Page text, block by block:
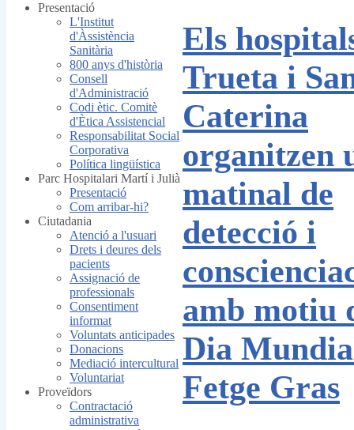
Els
Trueta i
Caterina
organitzen
matinal de
detecció i
amb motiu
Dia
Fetge Gras
Presentació
L'Institut
d'Àssistència
Sanitària
800 anys d'història
Consell
d'Administració
Codi ètic. Comitè
d'Ètica Assistencial
Responsabilitat Social
Corporativa
Política lingüística
Parc Hospitalari Martí i Julià
Presentació
Com arribar-hi?
Ciutadania
Atenció a l'usuari
Drets i deures dels
pacients
Assignació de
professionals
Consentiment
informat
Voluntats anticipades
Donacions
Mediació intercultural
Voluntariat
Proveïdors
Contractació
administrativa